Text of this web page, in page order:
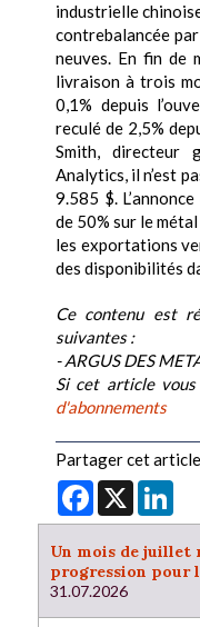
industrielle
contrebalancée
neuves. En fin de
livraison à trois
0,1% depuis
reculé de 2,5%
Smith, directeur
Analytics, il n’est
9.585 $.
de 50% sur le
les exportations
des disponibilités
Ce contenu est
suivantes :
- ARGUS DES
Si cet article vous
d'abonnements
Partager cet
Facebook
X
Un mois de juillet
progression pour
31.07.2026